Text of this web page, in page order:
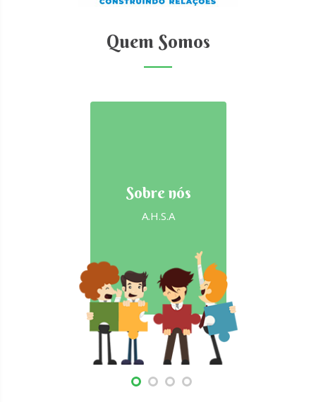
Quem Somos
Sobre nós
A.H.S.A